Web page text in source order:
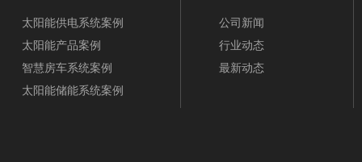
太阳能供电系统案例
太阳能产品案例
智慧房车系统案例
太阳能储能系统案例
公司新闻
行业动态
最新动态